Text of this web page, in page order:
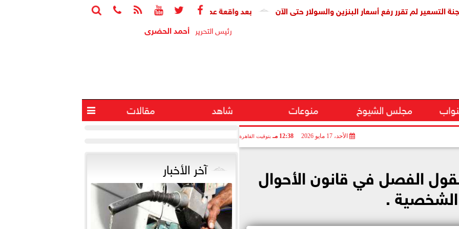






بعد واقعة عمرو عمارة.. نائب رئيس تنظيم الاتصالات لـ«بوابة البرلمان»: من يوقع عقد لم تقرر رفع أسعار البنزين والسولار حتى الآن
رئيس التحرير أحمد الحضرى
مجلس الشيوخ منوعات شاهد مقالات 
الأحد، 17 مايو 2026 12:38 مـ بتوقيت القاهرة
الفصل في قانون الأحوال
الشخصية .
آخر الأخبار